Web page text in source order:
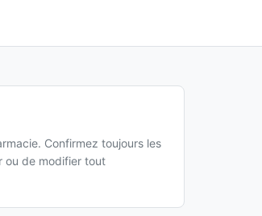
Confirmez toujours les
ou de modifier tout